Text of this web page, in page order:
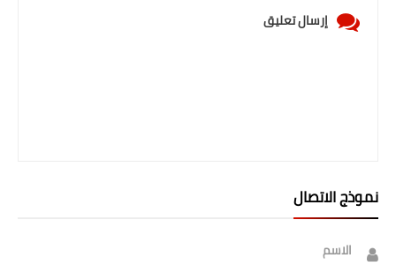
إرسال تعليق
نموذج الاتصال
الاسم